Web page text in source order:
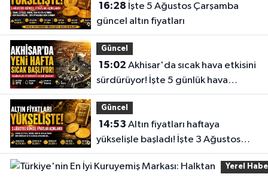
16:28
güncel altın fiyatları
Güncel
15:02
sürdürüyor! İşte 5 günlük hava
durumu
Güncel
14:53
yükselişle başladı! İşte 3 Ağustos
güncel fiyatlar
Yerel